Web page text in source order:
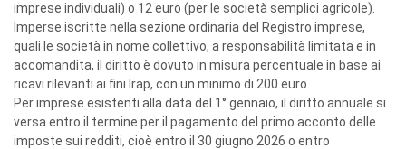
imprese individuali) o 12 euro (per le società semplici agricole).
Imperse iscritte nella sezione ordinaria del Registro imprese,
quali le società in nome collettivo, a responsabilità limitata e in
accomandita, il diritto è dovuto in misura percentuale in base ai
ricavi rilevanti ai fini Irap, con un minimo di 200 euro.
Per imprese esistenti alla data del 1° gennaio, il diritto annuale si
versa entro il termine per il pagamento del primo acconto delle
imposte sui redditi, cioè entro il 30 giugno 2026 o entro